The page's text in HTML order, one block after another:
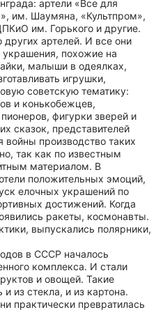
артели «Все для
им. Шаумяна, «Культпром»,
им. Горького и другие.
артелей. И все они
похожие на
малыши в одеялках,
игрушки,
советскую тематику:
и конькобежцев,
фигурки зверей и
сказок, представителей
производство таких
так как по известным
материалом. В
положительных эмоций,
елочных украшений по
достижений. Когда
ракеты, космонавты.
выпускались полярники,
в СССР началось
комплекса. И стали
и овощей. Такие
и из стекла, и из картона.
практически превратилась